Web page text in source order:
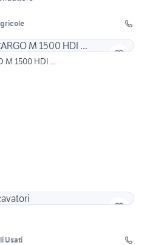
M 1500 HDI ...
Usati